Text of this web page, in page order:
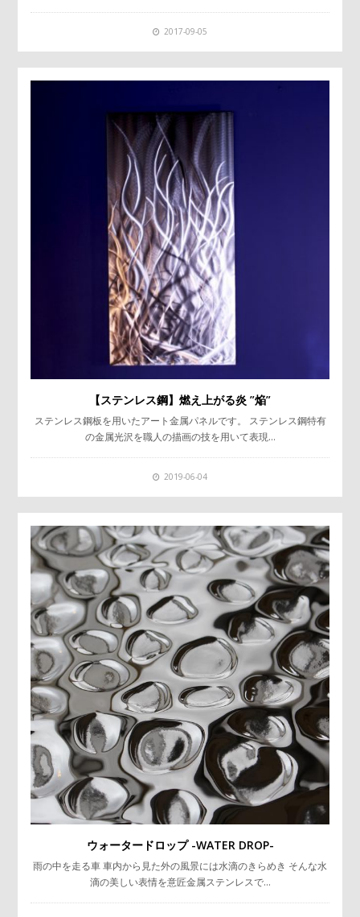
2017-09-05
【ステンレス鋼】燃え上がる炎 ”焔”
ステンレス鋼板を用いたアート金属パネルです。 ステンレス鋼特有
の金属光沢を職人の描画の技を用いて表現…
2019-06-04
ウォータードロップ -WATER DROP-
雨の中を走る車 車内から見た外の風景には水滴のきらめき そんな水
滴の美しい表情を意匠金属ステンレスで…